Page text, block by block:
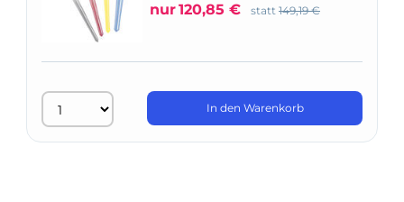
nur120,85 € statt 149,19 €
In den Warenkorb